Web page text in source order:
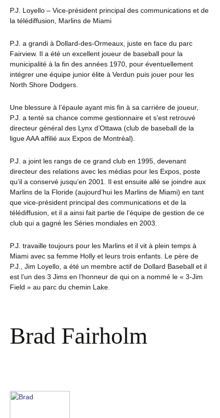
P.J. Loyello – Vice-président principal des communications et de
la télédiffusion, Marlins de Miami
P.J. a grandi à Dollard-des-Ormeaux, juste en face du parc
Fairview. Il a été un excellent joueur de baseball pour la
municipalité à la fin des années 1970, pour éventuellement
intégrer une équipe junior élite à Verdun puis jouer pour les
North Shore Dodgers.
Une blessure à l’épaule ayant mis fin à sa carrière de joueur,
P.J. a tenté sa chance comme gestionnaire et s’est retrouvé
directeur général des Lynx d’Ottawa (club de baseball de la
ligue AAA affilié aux Expos de Montréal).
P.J. a joint les rangs de ce grand club en 1995, devenant
directeur des relations avec les médias pour les Expos, poste
qu’il a conservé jusqu’en 2001. Il est ensuite allé se joindre aux
Marlins de la Floride (aujourd’hui les Marlins de Miami) en tant
que vice-président principal des communications et de la
télédiffusion, et il a ainsi fait partie de l’équipe de gestion de ce
club qui a gagné les Séries mondiales en 2003.
P.J. travaille toujours pour les Marlins et il vit à plein temps à
Miami avec sa femme Holly et leurs trois enfants. Le père de
P.J., Jim Loyello, a été un membre actif de Dollard Baseball et il
est l’un des 3 Jims en l’honneur de qui on a nommé le « 3-Jim
Field » au parc du chemin Lake.
Brad Fairholm